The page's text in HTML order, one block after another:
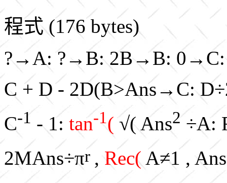
程式 (176 bytes)
?→A: ?→B: 2B→B: 0→C:
C + D - 2D(B>Ans→C:
C-1 - 1: tan-1( √( Ans2 ÷A:
2MAns÷πr , Rec( A≠1 ,